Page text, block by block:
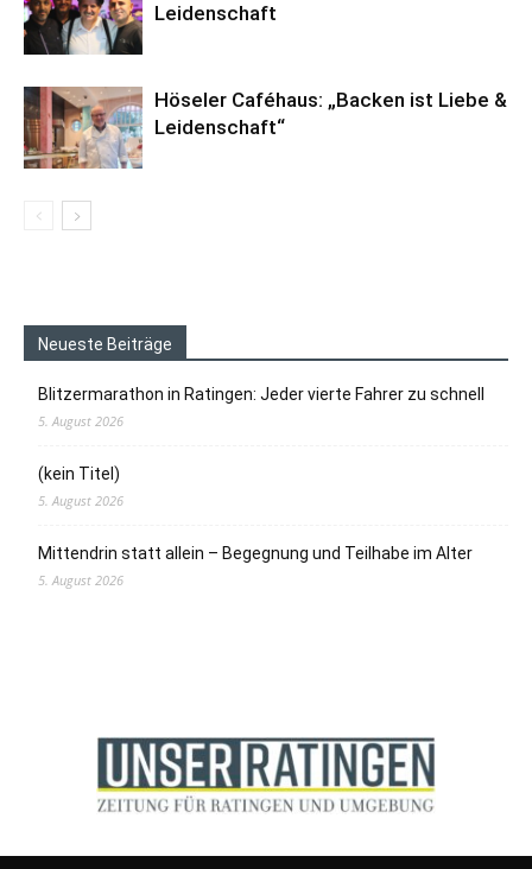
Leidenschaft
Höseler Caféhaus: „Backen ist Liebe &
Leidenschaft“
Neueste Beiträge
Blitzermarathon in Ratingen: Jeder vierte Fahrer zu schnell
5. August 2026
(kein Titel)
5. August 2026
Mittendrin statt allein – Begegnung und Teilhabe im Alter
5. August 2026